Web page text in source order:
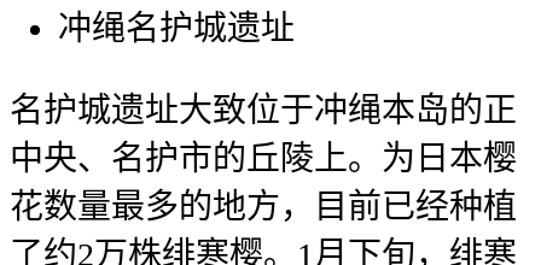
冲绳名护城遗址
名护城遗址大致位于冲绳本岛的正
中央、名护市的丘陵上。为日本樱
花数量最多的地方，目前已经种植
了约2万株绯寒樱。1月下旬，绯寒